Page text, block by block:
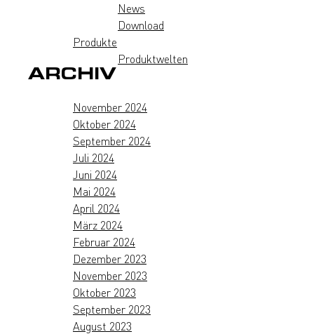
News
Download
Produkte
Produktwelten
ARCHIV
November 2024
Oktober 2024
September 2024
Juli 2024
Juni 2024
Mai 2024
April 2024
März 2024
Februar 2024
Dezember 2023
November 2023
Oktober 2023
September 2023
August 2023